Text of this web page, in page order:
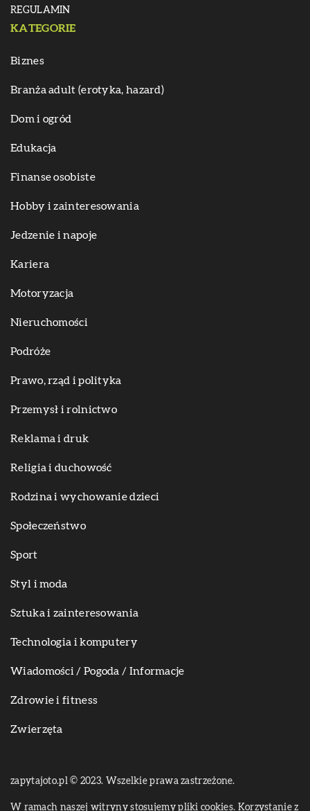
REGULAMIN
KATEGORIE
Biznes
Branża adult (erotyka, hazard)
Dom i ogród
Edukacja
Finanse osobiste
Hobby i zainteresowania
Jedzenie i napoje
Kariera
Motoryzacja
Nieruchomości
Podróże
Prawo, rząd i polityka
Przemysł i rolnictwo
Reklama i druk
Religia i duchowość
Rodzina i wychowanie dzieci
Społeczeństwo
Sport
Styl i moda
Sztuka i zainteresowania
Technologia i komputery
Wiadomości / Pogoda / Informacje
Zdrowie i fitness
Zwierzęta
zapytajoto.pl © 2023. Wszelkie prawa zastrzeżone.
W ramach naszej witryny stosujemy pliki cookies. Korzystanie z